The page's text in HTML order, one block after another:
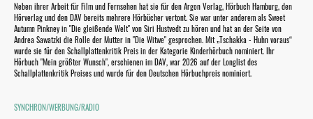
Neben ihrer Arbeit für Film und Fernsehen hat sie für den Argon Verlag, Hörbuch Hamburg, den
Hörverlag und den DAV bereits mehrere Hörbücher vertont. Sie war unter anderem als Sweet
Autumn Pinkney in "Die gleißende Welt" von Siri Hustvedt zu hören und hat an der Seite von
Andrea Sawatzki die Rolle der Mutter in "Die Witwe" gesprochen. Mit „Tschakka - Huhn voraus“
wurde sie für den Schallplattenkritik Preis in der Kategorie Kinderhörbuch nominiert. Ihr
Hörbuch "Mein größter Wunsch", erschienen im DAV, war 2026 auf der Longlist des
Schallplattenkritik Preises und wurde für den Deutschen Hörbuchpreis nominiert.
SYNCHRON/WERBUNG/RADIO